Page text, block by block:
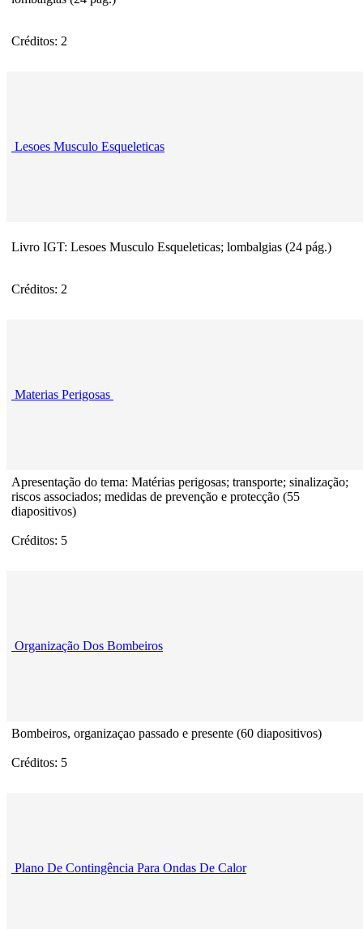
Créditos: 2
Lesoes Musculo Esqueleticas
Livro IGT: Lesoes Musculo Esqueleticas; lombalgias (24 pág.)
Créditos: 2
Materias Perigosas
Apresentação do tema: Matérias perigosas; transporte; sinalização;
riscos associados; medidas de prevenção e protecção (55
diapositivos)
Créditos: 5
Organização Dos Bombeiros
Bombeiros, organizaçao passado e presente (60 diapositivos)
Créditos: 5
Plano De Contingência Para Ondas De Calor